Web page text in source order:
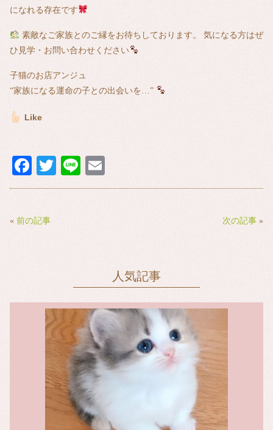
になれる存在です
素敵なご家族とのご縁をお待ちしております。
気になる方はぜ
ひ見学・お問い合わせください
子猫のお店アンジュ
“家族になる運命の子との出会いを…”
Like
Fa
ce
ok
T
wi
Li
ne m
« 前の記事 次の記事 »
人気記事